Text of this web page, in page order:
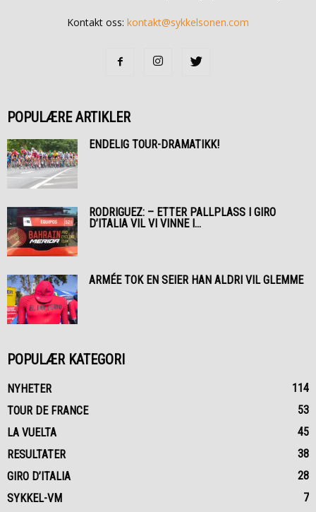
Kontakt oss: kontakt@sykkelsonen.com
POPULÆRE ARTIKLER
ENDELIG TOUR-DRAMATIKK!
RODRIGUEZ: – ETTER PALLPLASS I GIRO
D’ITALIA VIL VI VINNE I...
ARMÉE TOK EN SEIER HAN ALDRI VIL GLEMME
POPULÆR KATEGORI
NYHETER
114
TOUR DE FRANCE
53
LA VUELTA
45
RESULTATER
38
GIRO D’ITALIA
28
SYKKEL-VM
7